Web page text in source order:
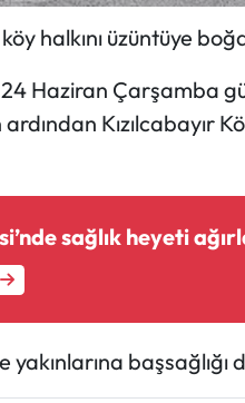
halkını üzüntüye
Haziran Çarşamba
Kızılcabayır
sağlık heyeti
başsağlığı